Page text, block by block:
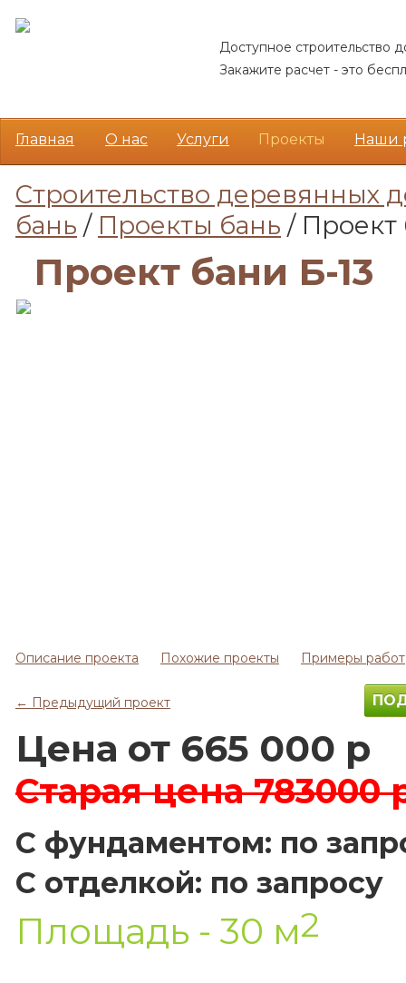
Доступное строительство
Закажите расчет - это
Главная О нас Услуги Проекты Наши
Cтроительство деревянных
бань / Проекты бань / Проект
Проект бани Б-13
Описание проекта Похожие проекты Примеры работ
← Предыдущий проект
Цена от 665 000 р
Старая цена783000
С фундаментом: по
С отделкой: по запросу
Площадь - 30 м2